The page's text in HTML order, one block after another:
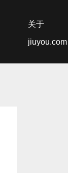
关于
jiuyou.com